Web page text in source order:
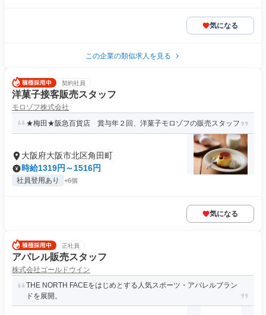
気になる
この企業の類似求人を見る
契約社員
洋菓子接客販売スタッフ
モロゾフ株式会社
★梅田★阪急百貨店 賞与年２回、洋菓子モロゾフの販売スタッフ
大阪府大阪市北区角田町
時給1319円～1516円
社員登用あり +6個
気になる
正社員
アパレル販売スタッフ
株式会社ゴールドウイン
THE NORTH FACEをはじめとする人気スポーツ・アパレルブラン
ドを展開。